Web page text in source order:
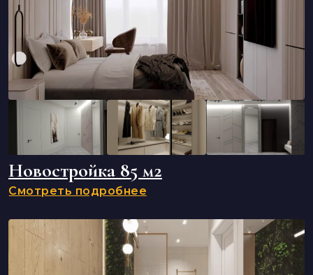
Новостройка 85 м2
Смотреть подробнее